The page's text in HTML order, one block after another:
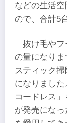
などの生活
ので、合計5
抜け毛やフ
の量になりま
スティック
になりまし
コードレス
が発売にな